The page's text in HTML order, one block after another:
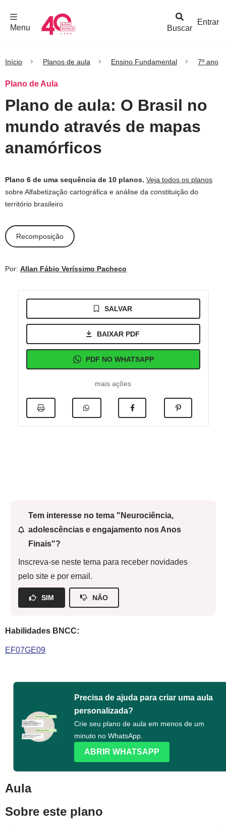
Buscar
Menu
Entrar
Início Planos de aula Ensino Fundamental 7º ano
Plano de Aula
Plano de aula: O Brasil no
mundo através de mapas
anamórficos
Plano 6 de uma sequência de 10 planos. Veja todos os planos
sobre Alfabetização cartográfica e análise da constituição do
território brasileiro
Recomposição
Por: Allan Fábio Veríssimo Pacheco
SALVAR
BAIXAR PDF
PDF NO WHATSAPP
mais ações
Tem interesse no tema "Neurociência,
adolescências e engajamento nos Anos
Finais"?
Inscreva-se neste tema para receber novidades
pelo site e por email.
SIM NÃO
Habilidades BNCC:
EF07GE09
Precisa de ajuda para criar uma aula
personalizada?
Crie seu plano de aula em menos de um
minuto no WhatsApp.
ABRIR WHATSAPP
Aula
Sobre este plano